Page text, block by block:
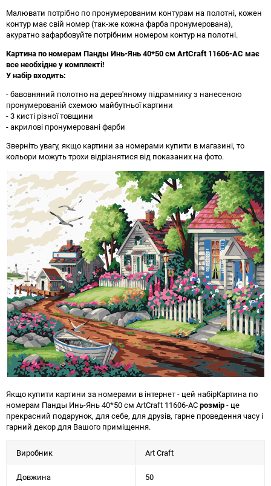
Малювати потрібно по пронумерованим контурам на полотні, кожен
контур має свій номер (так-же кожна фарба пронумерована),
акуратно зафарбовуйте потрібним номером контур на полотні.
Картина по номерам Панды Инь-Янь 40*50 см ArtCraft 11606-AC має
все необхідне у комплекті!
У набір входить:
- бавовняний полотно на дерев'яному підрамнику з нанесеною
пронумерованій схемою майбутньої картини
- 3 кисті різної товщини
- акрилові пронумеровані фарби
Зверніть увагу, якщо картини за номерами купити в магазині, то
кольори можуть трохи відрізнятися від показаних на фото.
Якщо купити картини за номерами в інтернет - цей набірКартина по
номерам Панды Инь-Янь 40*50 см ArtCraft 11606-ACрозмір- це
прекрасний подарунок, для себе, для друзів, гарне проведення часу і
гарний декор для Вашого приміщення.
Виробник Art Craft
Довжина 50